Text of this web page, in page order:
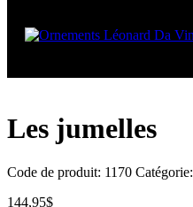
Les jumelles
Code de produit: 1170 Catégorie:
144,95$